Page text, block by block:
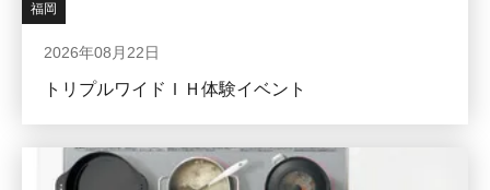
福岡
2026年08月22日
トリプルワイドＩＨ体験イベント